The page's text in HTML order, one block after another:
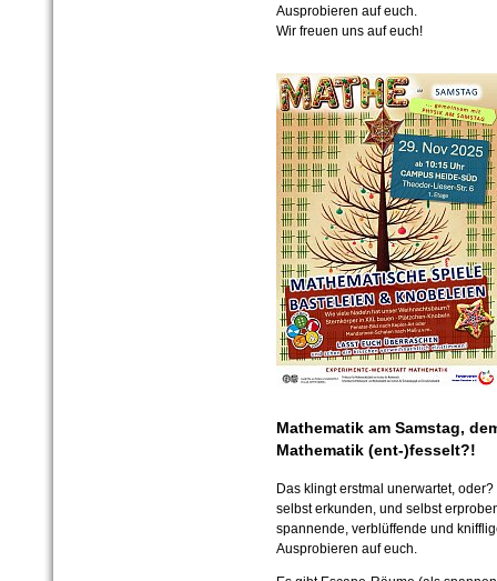
Ausprobieren auf euch.
Wir freuen uns auf euch!
Mathematik am Samstag,
Mathematik (ent-)fesselt?!
Das klingt erstmal unerwartet,
selbst erkunden, und selbst
spannende, verblüffende und
Ausprobieren auf euch.